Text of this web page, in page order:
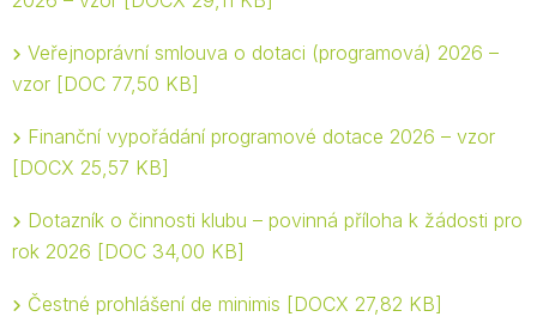
Veřejnoprávní smlouva o dotaci (programová) 2026 –
vzor DOC 77,50 KB
Finanční vypořádání programové dotace 2026 – vzor
DOCX 25,57 KB
Dotazník o činnosti klubu – povinná příloha k žádosti pro
rok 2026
DOC 34,00 KB
Čestné prohlášení de minimis DOCX 27,82 KB